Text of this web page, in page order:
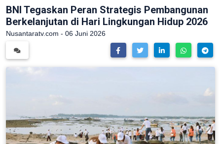
BNI Tegaskan Peran Strategis Pembangunan
Berkelanjutan di Hari Lingkungan Hidup 2026
Nusantaratv.com - 06 Juni 2026